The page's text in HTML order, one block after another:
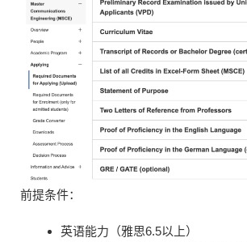
前提条件：
英语能力（雅思6.5以上）